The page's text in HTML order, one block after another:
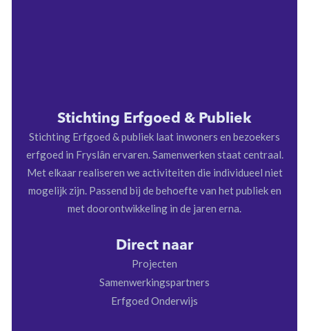
Stichting Erfgoed & Publiek
Stichting Erfgoed & publiek laat inwoners en bezoekers
erfgoed in Fryslân ervaren. Samenwerken staat centraal.
Met elkaar realiseren we activiteiten die individueel niet
mogelijk zijn. Passend bij de behoefte van het publiek en
met doorontwikkeling in de jaren erna.
Direct naar
Projecten
Samenwerkingspartners
Erfgoed Onderwijs